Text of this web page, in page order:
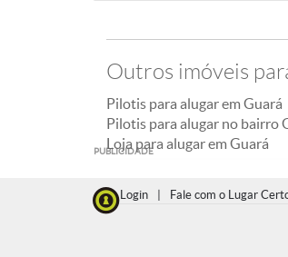
Outros imóveis
Pilotis para alugar em Guará
Pilotis para alugar no bairro
Loja para alugar em Guará
PUBLICIDADE
Login Fale com o Lugar